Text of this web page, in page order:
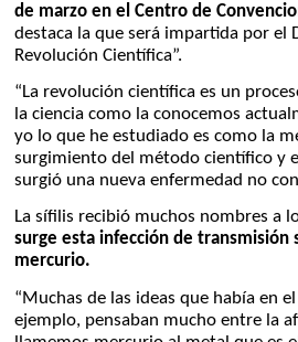
de marzo en el Centro de
destaca la que será impartida por el
Revolución Científica”.
“La revolución científica es un
la ciencia como la conocemos
yo lo que he estudiado es como la
surgimiento del método científico y
surgió una nueva enfermedad no
La sífilis recibió muchos nombres a
surge esta infección de transmisión
mercurio.
“Muchas de las ideas que había en
ejemplo, pensaban mucho entre la